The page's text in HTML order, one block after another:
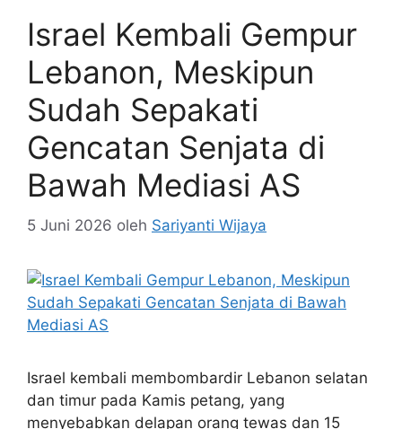
Israel Kembali Gempur
Lebanon, Meskipun
Sudah Sepakati
Gencatan Senjata di
Bawah Mediasi AS
5 Juni 2026 oleh Sariyanti Wijaya
Israel kembali membombardir Lebanon selatan
dan timur pada Kamis petang, yang
menyebabkan delapan orang tewas dan 15